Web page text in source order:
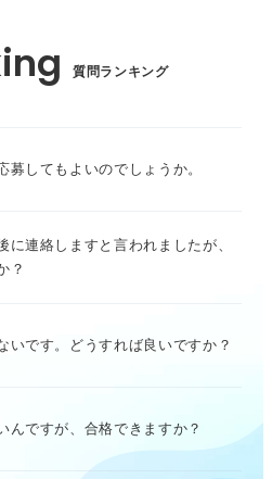
質問ランキング
募してもよいのでしょうか。
に連絡しますと言われましたが、
？
いです。どうすれば良いですか？
んですが、合格できますか？